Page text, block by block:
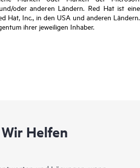
oder anderen Ländern. Red Hat ist eine
Hat, Inc., in den USA und anderen Ländern.
ihrer jeweiligen Inhaber.
Helfen